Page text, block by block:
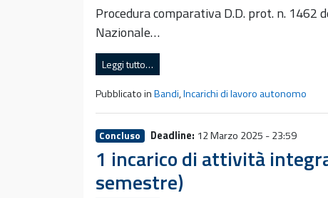
Procedura comparativa D.D. prot. n.
Nazionale…
Leggi tutto…
Pubblicato inBandi,Incarichi di lavoro autonomo
Concluso Deadline: 12 Marzo 2025 - 23:59
1 incarico di attività
semestre)